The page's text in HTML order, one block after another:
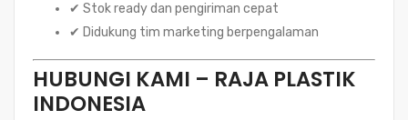
✔ Stok ready dan pengiriman cepat
✔ Didukung tim marketing berpengalaman
HUBUNGI KAMI – RAJA PLASTIK
INDONESIA